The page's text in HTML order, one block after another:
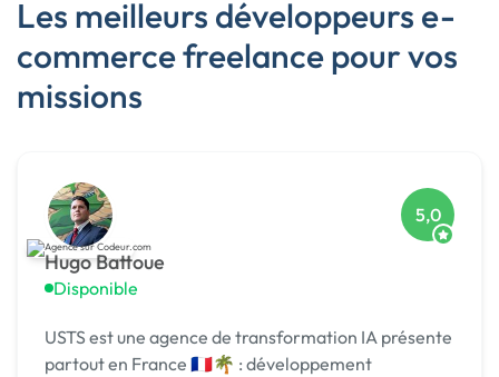
Les meilleurs développeurs e-
commerce freelance pour vos
missions
Hugo Battoue
Disponible
5,0
USTS est une agence de transformation IA présente
partout en France 🇫🇷🌴 : développement